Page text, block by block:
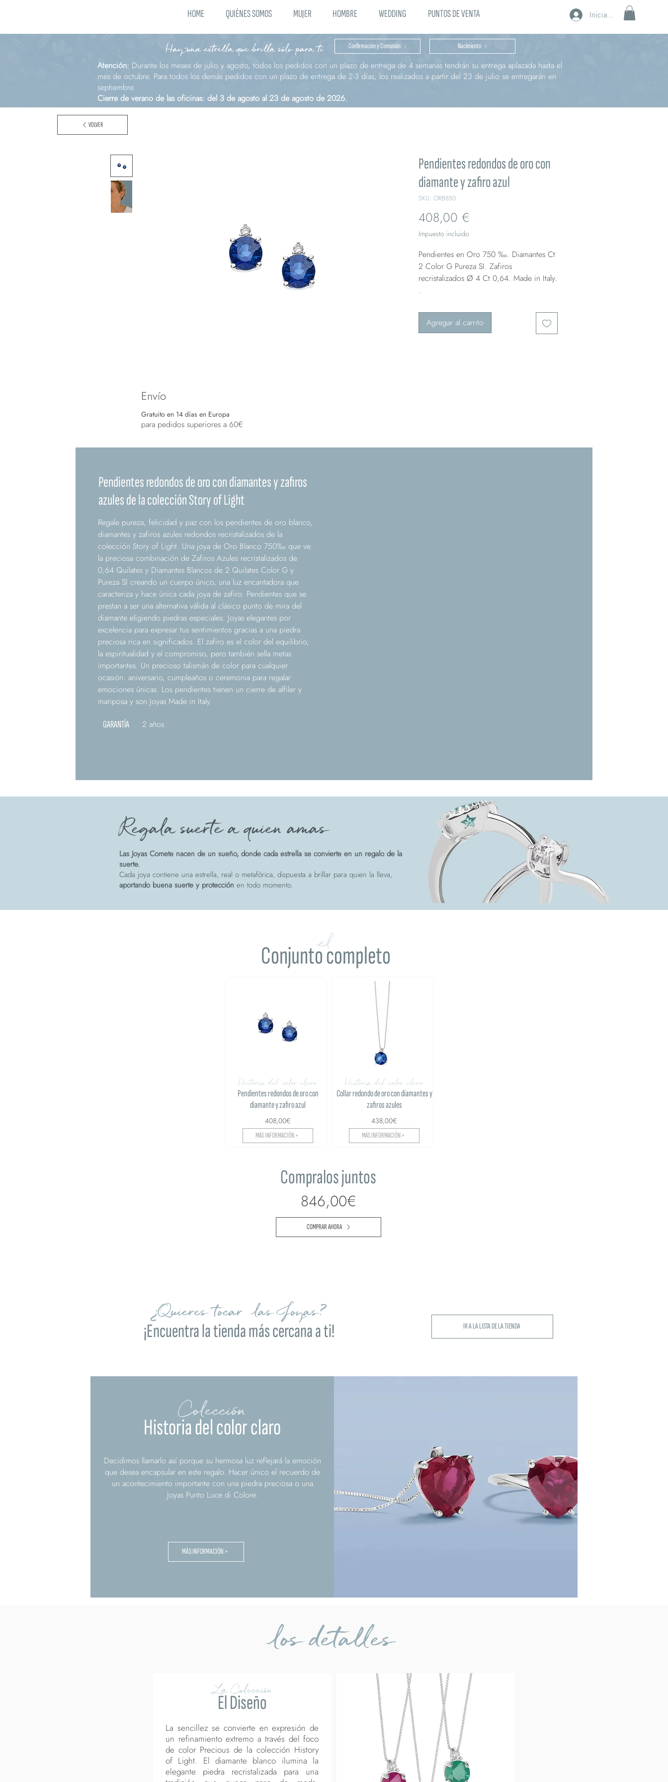
HOME QUIÉNES SOMOS MUJER HOMBRE WEDDING PUNTOS DE VENTA Iniciar sesión
Hay una estrella que brilla sólo para ti Confirmación y Comunión Nacimiento
Atención: Durante los meses de julio y agosto, todos los pedidos con un plazo de entrega de 4 semanas tendrán su entrega aplazada hasta el
mes de octubre. Para todos los demás pedidos con un plazo de entrega de 2-3 días, los realizados a partir del 23 de julio se entregarán en
septiembre.
Cierre de verano de las oficinas: del 3 de agosto al 23 de agosto de 2026.
Pendientes redondos de oro con
diamante y zafiro azul
SKU: ORB880
408,00 €
Impuesto incluido
Pendientes en Oro 750 ‰. Diamantes Ct
2 Color G Pureza SI. Zafiros
recristalizados Ø 4 Ct 0,64. Made in Italy.
.
Agregar al carrito
VOLVER
Envío
Gratuito en 14 días en Europa
para pedidos superiores a 60€
Pendientes redondos de oro con diamantes y zafiros
azules de la colección Story of Light
Regale pureza, felicidad y paz con los pendientes de oro blanco,
diamantes y zafiros azules redondos recristalizados de la
colección Story of Light. Una joya de Oro Blanco 750‰ que ve
la preciosa combinación de Zafiros Azules recristalizados de
0,64 Quilates y Diamantes Blancos de 2 Quilates Color G y
Pureza SI creando un cuerpo único, una luz encantadora que
caracteriza y hace única cada joya de zafiro. Pendientes que se
prestan a ser una alternativa válida al clásico punto de mira del
diamante eligiendo piedras especiales. Joyas elegantes por
excelencia para expresar tus sentimientos gracias a una piedra
preciosa rica en significados. El zafiro es el color del equilibrio,
la espiritualidad y el compromiso, pero también sella metas
importantes. Un precioso talismán de color para cualquier
ocasión: aniversario, cumpleaños o ceremonia para regalar
emociones únicas. Los pendientes tienen un cierre de alfiler y
mariposa y son Joyas Made in Italy.
GARANTÍA 2 años
Regala suerte a quien amas
Las Joyas Comete nacen de un sueño, donde cada estrella se convierte en un regalo de la
suerte.
Cada joya contiene una estrella, real o metafórica, dispuesta a brillar para quien la lleva,
aportando buena suerte y protección en todo momento.
Conjunto completo
el
Historia del color claro
Pendientes redondos de oro con
diamante y zafiro azul
408,00€
MÁS INFORMACIÓN >
Historia del color claro
Collar redondo de oro con diamantes y
zafiros azules
438,00€
MÁS INFORMACIÓN >
Compralos juntos
846,00€
COMPRAR AHORA
¿Quieres tocar las Joyas?
¡Encuentra la tienda más cercana a ti! IR A LA LISTA DE LA TIENDA
Historia del color claro
Colección
Decidimos llamarlo así porque su hermosa luz reflejará la emoción
que desea encapsular en este regalo. Hacer único el recuerdo de
un acontecimiento importante con una piedra preciosa o una
Joyas Punto Luce di Colore.
MÁS INFORMACIÓN >
los detalles
La Colección
El Diseño
La sencillez se convierte en expresión de
un refinamiento extremo a través del foco
de color Precious de la colección History
of Light. El diamante blanco ilumina la
elegante piedra recristalizada para una